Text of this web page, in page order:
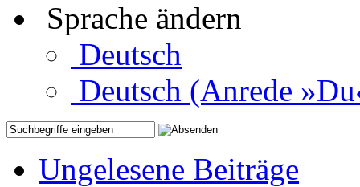
Sprache ändern
Deutsch
Deutsch (Anrede
Ungelesene Beiträge